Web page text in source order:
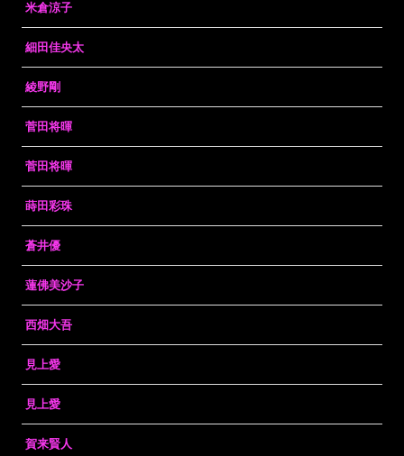
米倉涼子
細田佳央太
綾野剛
菅田将暉
菅田将暉
蒔田彩珠
蒼井優
蓮佛美沙子
西畑大吾
見上愛
見上愛
賀来賢人